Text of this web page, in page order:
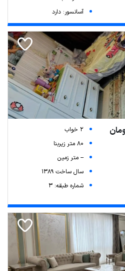
آسانسور: دارد
2 خواب
80 متر زیربنا
-- متر زمین
سال ساخت 1389
شماره طبقه: 3